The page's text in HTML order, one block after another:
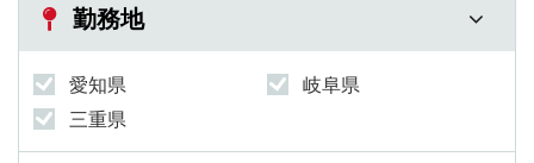
勤務地
愛知県
岐阜県
三重県